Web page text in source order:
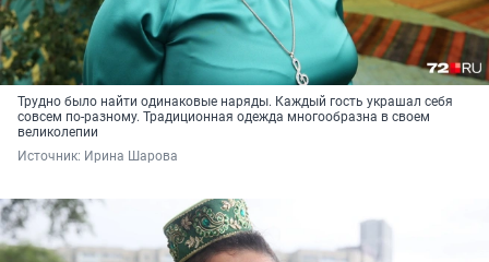
Трудно было найти одинаковые наряды. Каждый гость украшал себя
совсем по-разному. Традиционная одежда многообразна в своем
великолепии
Источник: Ирина Шарова